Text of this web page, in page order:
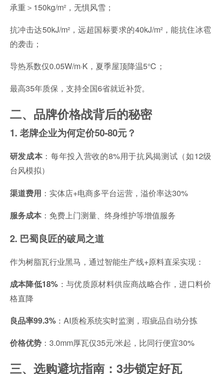
承重＞150kg/m²，无惧风雪；
抗冲击达50kJ/m²，远超国标要求的40kJ/m²，能抗住冰雹
的袭击；
导热系数仅0.05W/m·K，夏季屋顶降温5℃；
最高35年质保，支持全国6省就近补货。
二、品牌价格战背后的秘密
1. 老牌企业为何定价50-80元？
研发成本：每年投入营收的8%用于抗风揭测试（如12级
台风模拟）
渠道费用 ：实体店+电商多平台运营，溢价率达30%
服务成本：免费上门测量、终身维护等增值服务
2. 巴蜀良匠的破局之道
作为树脂瓦行业黑马，通过智能生产线+原料直采实现：
成本降低18% ：与优质原材料供应商战略合作，进口料价
格直降
良品率99.3%：AI质检系统实时监测，瑕疵品自动分拣
价格优势：3.0mm厚瓦仅35元/米起，比同行便宜30%
三、选购避坑指南：3步锁定好瓦